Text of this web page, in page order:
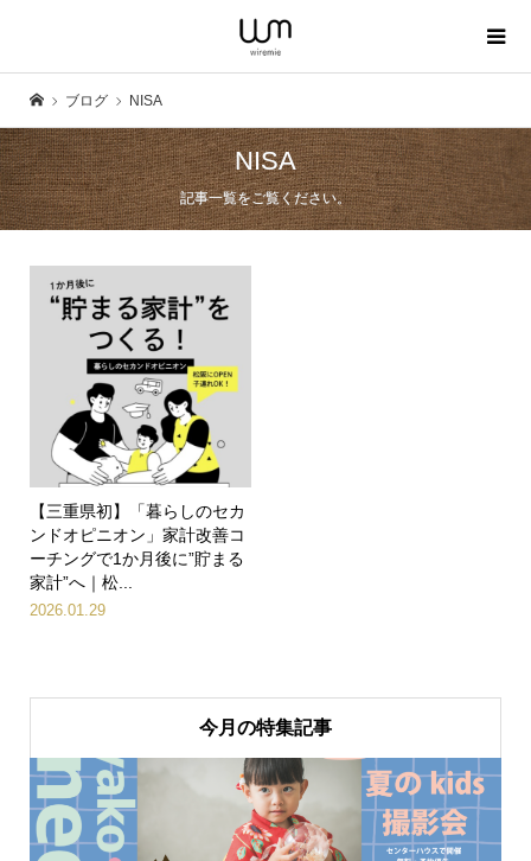
ブログ NISA
NISA
記事一覧をご覧ください。
【三重県初】「暮らしのセカ
ンドオピニオン」家計改善コ
ーチングで1か月後に”貯まる
家計”へ｜松...
2026.01.29
今月の特集記事